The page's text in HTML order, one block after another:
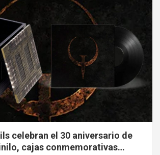
celebran el 30 aniversario de
cajas conmemorativas…